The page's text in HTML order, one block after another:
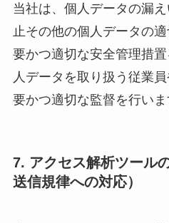
当社は、個人データの漏
止その他の個人データの
要かつ適切な安全管理措
人データを取り扱う従業
要かつ適切な監督を行いま
7. アクセス解析ツール
送信規律への対応）